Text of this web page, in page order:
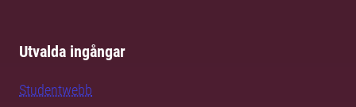
Utvalda ingångar
Studentwebb